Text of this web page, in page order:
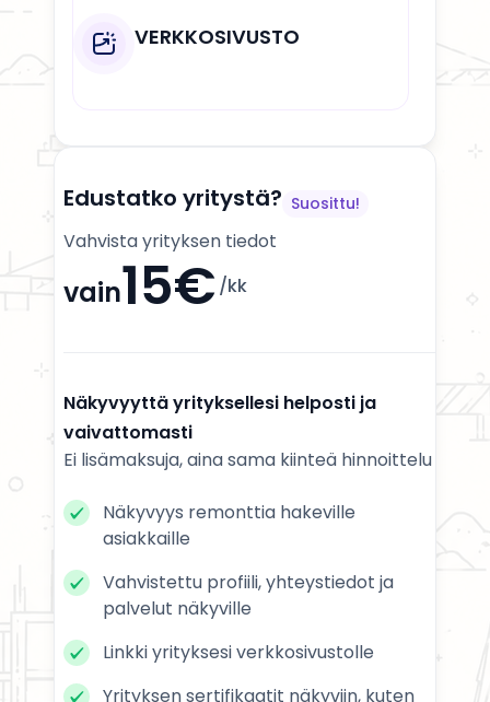
VERKKOSIVUSTO
Edustatko yritystä? Suosittu!
Vahvista yrityksen tiedot
vain15€ /kk
Näkyvyyttä yrityksellesi helposti ja
vaivattomasti
Ei lisämaksuja, aina sama kiinteä hinnoittelu
Näkyvyys remonttia hakeville
asiakkaille
Vahvistettu profiili, yhteystiedot ja
palvelut näkyville
Linkki yrityksesi verkkosivustolle
Yrityksen sertifikaatit näkyviin, kuten